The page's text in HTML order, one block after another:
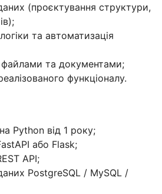
(проєктування структури,
та автоматизація
та документами;
функціоналу.
Python від 1 року;
або Flask;
API;
PostgreSQL / MySQL /